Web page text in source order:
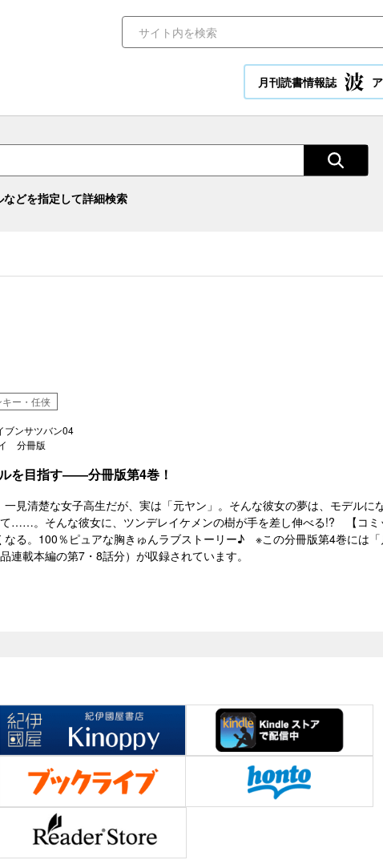
月刊読書情報誌
どを指定して詳細検索
キー・任侠
ブンサツバン04
分冊版
を目指す――分冊版第4巻！
見清楚な女子高生だが、実は「元ヤン」。そんな彼女の夢は、モデルに
……。そんな彼女に、ツンデレイケメンの樹が手を差し伸べる!? 【コミ
なる。100％ピュアな胸きゅんラブストーリー♪ ※この分冊版第4巻には「
連載本編の第7・8話分）が収録されています。